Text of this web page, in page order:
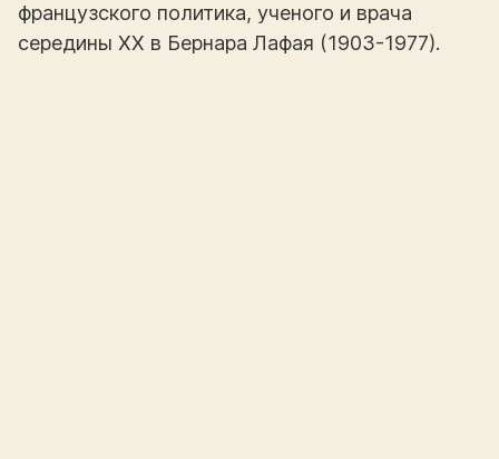
французского политика, ученого и врача
середины XX в Бернара Лафая (1903-1977).